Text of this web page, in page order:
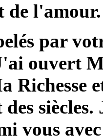
de l'amour.
par
ouvert
Richesse
vous